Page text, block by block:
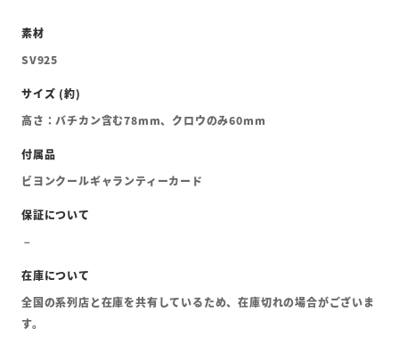
SV925
高さ：バチカン含む78mm、クロウのみ60mm
ビヨンクールギャランティーカード
全国の系列店と在庫を共有しているため、在庫切れの場合がございま
す。